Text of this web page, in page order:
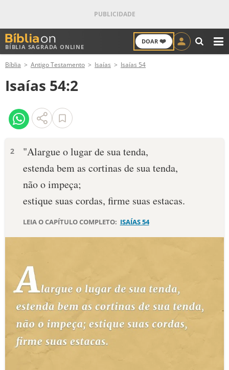
BÍBLIA SAGRADA ONLINE
DOAR ❤️
ANTIGO TESTAMENTO
NOVO TESTAMENTO
VERSÍCULOS
PALAVRA DO DIA
SALMO DO DIA
DEVOCIONAL DIÁRIO
ESTUDOS BÍBLICOS
ESBOÇOS DE PREGAÇÃO
TEMAS
PERGUNTE À BÍBLIA
Bíblia Antigo Testamento Isaías Isaías 54
Isaías 54:2
2
"Alargue o lugar de sua tenda,
estenda bem as cortinas de sua tenda,
não o impeça;
estique suas cordas, firme suas estacas.
LEIA O CAPÍTULO COMPLETO: ISAÍAS 54